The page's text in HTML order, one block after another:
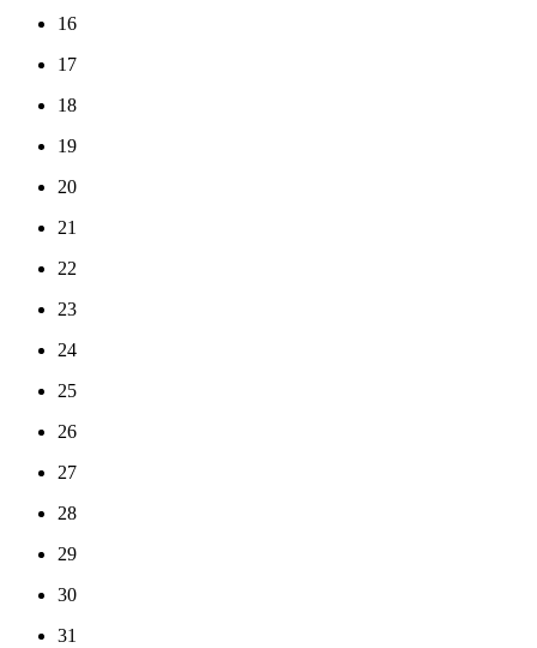
16
17
18
19
20
21
22
23
24
25
26
27
28
29
30
31